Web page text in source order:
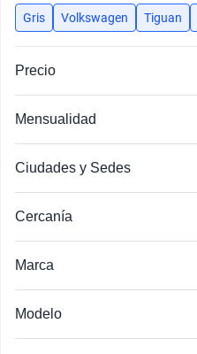
Busca por año
Gris Volkswagen Tiguan
Precio
Mensualidad
Ciudades y Sedes
Cercanía
Marca
Modelo